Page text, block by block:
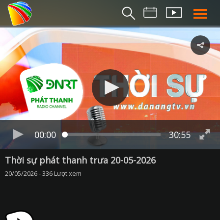
THỜI
BẢN TIN
THỜI SỰ
THỜI SỰ
DA NANG TV
BẢN TIN MIỀN
BẢN TIN
00:00 30:55
Thời sự phát thanh trưa 20-05-2026
20/05/2026 - 336 Lượt xem